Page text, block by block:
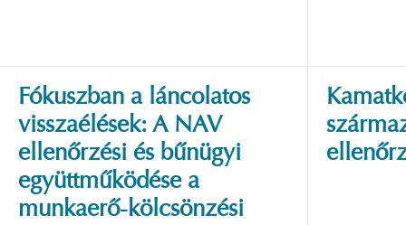
Fókuszban a láncolatos
visszaélések: A NAV
ellenőrzési és bűnügyi
együttműködése a
munkaerő-kölcsönzési